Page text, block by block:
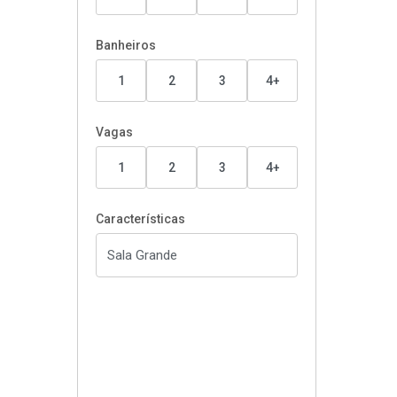
Banheiros
1 2 3 4+
Vagas
1 2 3 4+
Características